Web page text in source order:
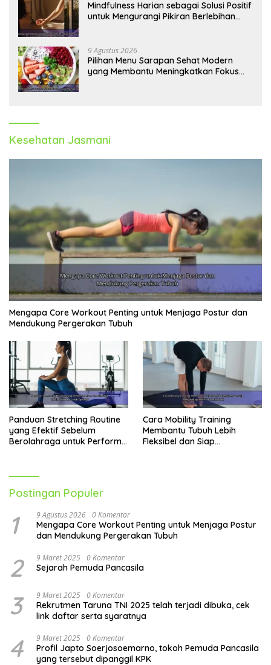
Mindfulness Harian sebagai Solusi Positif
untuk Mengurangi Pikiran Berlebihan
9 Agustus 2026
Pilihan Menu Sarapan Sehat Modern
yang Membantu Meningkatkan Fokus
Kesehatan Jasmani
Mengapa Core Workout Penting untuk Menjaga Postur dan
Mendukung Pergerakan Tubuh
Panduan Stretching Routine
yang Efektif Sebelum
Berolahraga untuk Performa
Cara Mobility Training
Membantu Tubuh Lebih
Fleksibel dan Siap
Postingan Populer
1 9 Agustus 2026 0 Komentar
Mengapa Core Workout Penting untuk Menjaga Postur
dan Mendukung Pergerakan Tubuh
2 9 Maret 2025 0 Komentar
Sejarah Pemuda Pancasila
3 9 Maret 2025 0 Komentar
Rekrutmen Taruna TNI 2025 telah terjadi dibuka, cek
link daftar serta syaratnya
4 9 Maret 2025 0 Komentar
Profil Japto Soerjosoemarno, tokoh Pemuda Pancasila
yang tersebut dipanggil KPK